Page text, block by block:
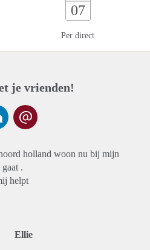
07
Per direct
je vrienden!
holland woon nu bij mijn
.
helpt
Ellie